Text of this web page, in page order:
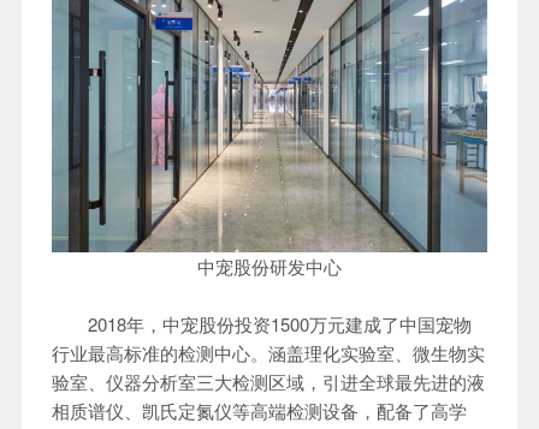
中宠股份研发中心
2018年，中宠股份投资1500万元建成了中国宠物
行业最高标准的检测中心。涵盖理化实验室、微生物实
验室、仪器分析室三大检测区域，引进全球最先进的液
相质谱仪、凯氏定氮仪等高端检测设备，配备了高学